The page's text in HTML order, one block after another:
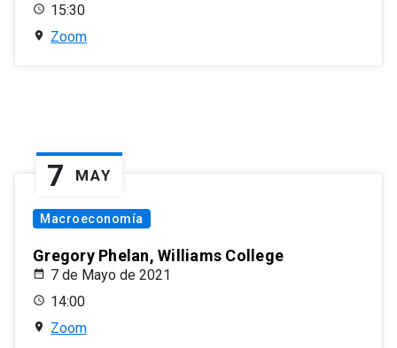
15:30
Zoom
7 MAY
Macroeconomía
Gregory Phelan, Williams College
7 de Mayo de 2021
14:00
Zoom